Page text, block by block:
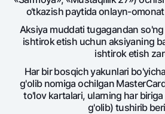
Bizni ijtimoiy tarmoqlarda kuzatib boring
Aloqa markazi
+998 78 148-00-101344
o‘tkazish paytida onlayn-
Aksiya muddati tugagandan
ishtirok etish uchun aksiyaning
ishtirok etish
Har bir bosqich yakunlari
g'olib nomiga ochilgan
to'lov kartalari, ularning har
g'olib) tushirib